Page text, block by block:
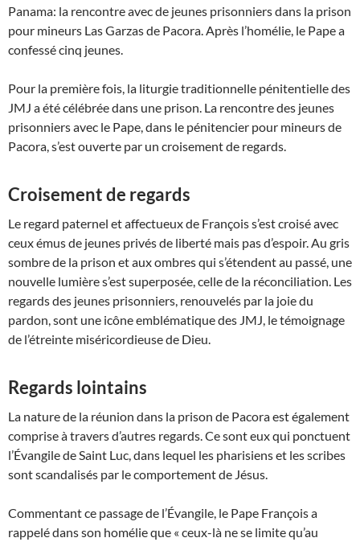
Panama: la rencontre avec de jeunes prisonniers dans la prison
pour mineurs Las Garzas de Pacora. Après l’homélie, le Pape a
confessé cinq jeunes.
Pour la première fois, la liturgie traditionnelle pénitentielle des
JMJ a été célébrée dans une prison. La rencontre des jeunes
prisonniers avec le Pape, dans le pénitencier pour mineurs de
Pacora, s’est ouverte par un croisement de regards.
Croisement de regards
Le regard paternel et affectueux de François s’est croisé avec
ceux émus de jeunes privés de liberté mais pas d’espoir. Au gris
sombre de la prison et aux ombres qui s’étendent au passé, une
nouvelle lumière s’est superposée, celle de la réconciliation. Les
regards des jeunes prisonniers, renouvelés par la joie du
pardon, sont une icône emblématique des JMJ, le témoignage
de l’étreinte miséricordieuse de Dieu.
Regards lointains
La nature de la réunion dans la prison de Pacora est également
comprise à travers d’autres regards. Ce sont eux qui ponctuent
l’Évangile de Saint Luc, dans lequel les pharisiens et les scribes
sont scandalisés par le comportement de Jésus.
Commentant ce passage de l’Évangile, le Pape François a
rappelé dans son homélie que « ceux-là ne se limite qu’au